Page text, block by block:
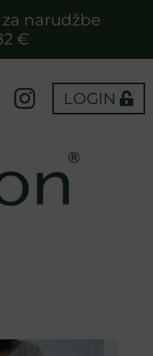
narudžbe
€
LOGIN